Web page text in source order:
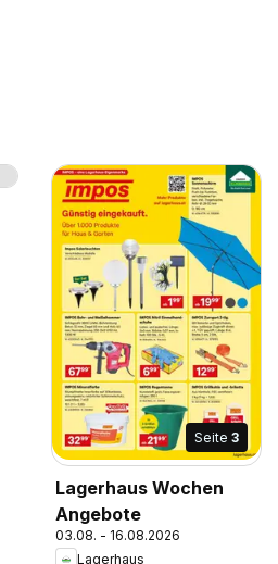
Seite 3
Lagerhaus Wochen
Angebote
03.08. - 16.08.2026
Lagerhaus